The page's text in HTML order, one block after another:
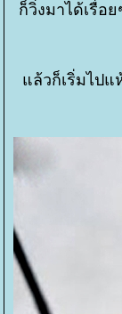
ก็วิ่งมาได้เรื่อ
ล้วก็เริ่มไปแห้